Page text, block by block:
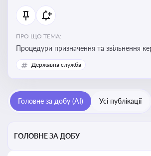
ПРО ЩО ТЕМА:
Процедури призначення та звільнення
установ та підприємств
Державна служба
Головне за добу (AI) Усі публікації
ГОЛОВНЕ ЗА ДОБУ